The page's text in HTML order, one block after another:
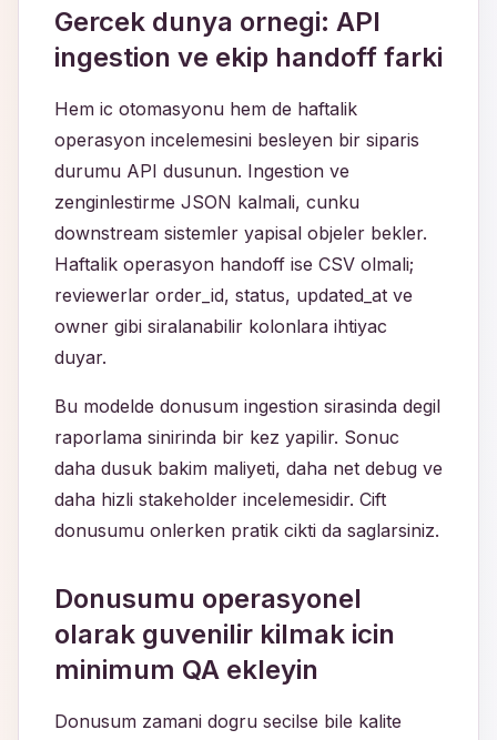
Gercek dunya ornegi: API
ingestion ve ekip handoff farki
Hem ic otomasyonu hem de haftalik
operasyon incelemesini besleyen bir siparis
durumu API dusunun. Ingestion ve
zenginlestirme JSON kalmali, cunku
downstream sistemler yapisal objeler bekler.
Haftalik operasyon handoff ise CSV olmali;
reviewerlar order_id, status, updated_at ve
owner gibi siralanabilir kolonlara ihtiyac
duyar.
Bu modelde donusum ingestion sirasinda degil
raporlama sinirinda bir kez yapilir. Sonuc
daha dusuk bakim maliyeti, daha net debug ve
daha hizli stakeholder incelemesidir. Cift
donusumu onlerken pratik cikti da saglarsiniz.
Donusumu operasyonel
olarak guvenilir kilmak icin
minimum QA ekleyin
Donusum zamani dogru secilse bile kalite